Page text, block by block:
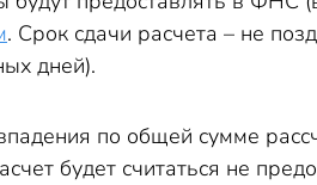
. Срок сдачи расчета – не
дней).
по общей сумме
будет считаться не